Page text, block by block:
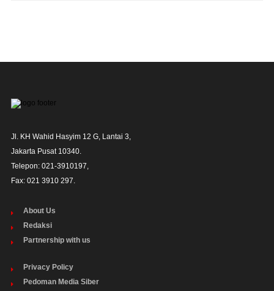
Jl. KH Wahid Hasyim 12 G, Lantai 3,
Jakarta Pusat 10340.
Telepon: 021-3910197,
Fax: 021 3910 297.
About Us
Redaksi
Partnership with us
Privacy Policy
Pedoman Media Siber